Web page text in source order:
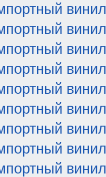
винил
винил
винил
винил
винил
винил
винил
винил
винил